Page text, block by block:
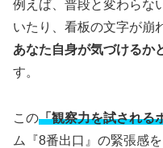
例えば、普段と変わらな
いたり、看板の文字が崩
あなた自身が気づけるか
す。
この「観察力を試される
ム『8番出口』の緊張感